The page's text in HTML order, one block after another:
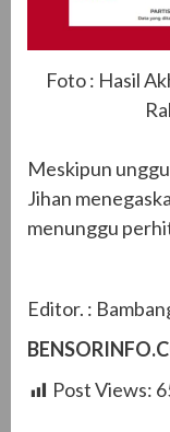
Foto : Hasil
Meskipun
Jihan
menunggu
Editor. :
Post Views: